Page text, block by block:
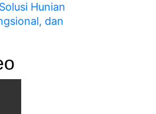
Hunian
dan